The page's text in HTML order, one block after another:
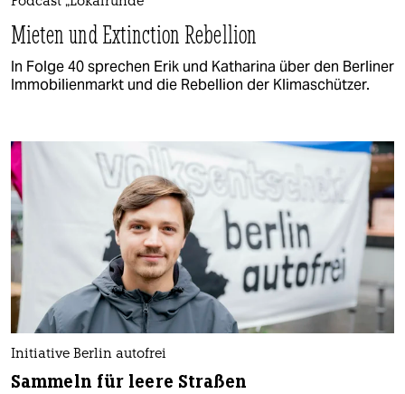
Mieten und Extinction Rebellion
In Folge 40 sprechen Erik und Katharina über den Berliner
Immobilienmarkt und die Rebellion der Klimaschützer.
Initiative Berlin autofrei
Sammeln für leere Straßen